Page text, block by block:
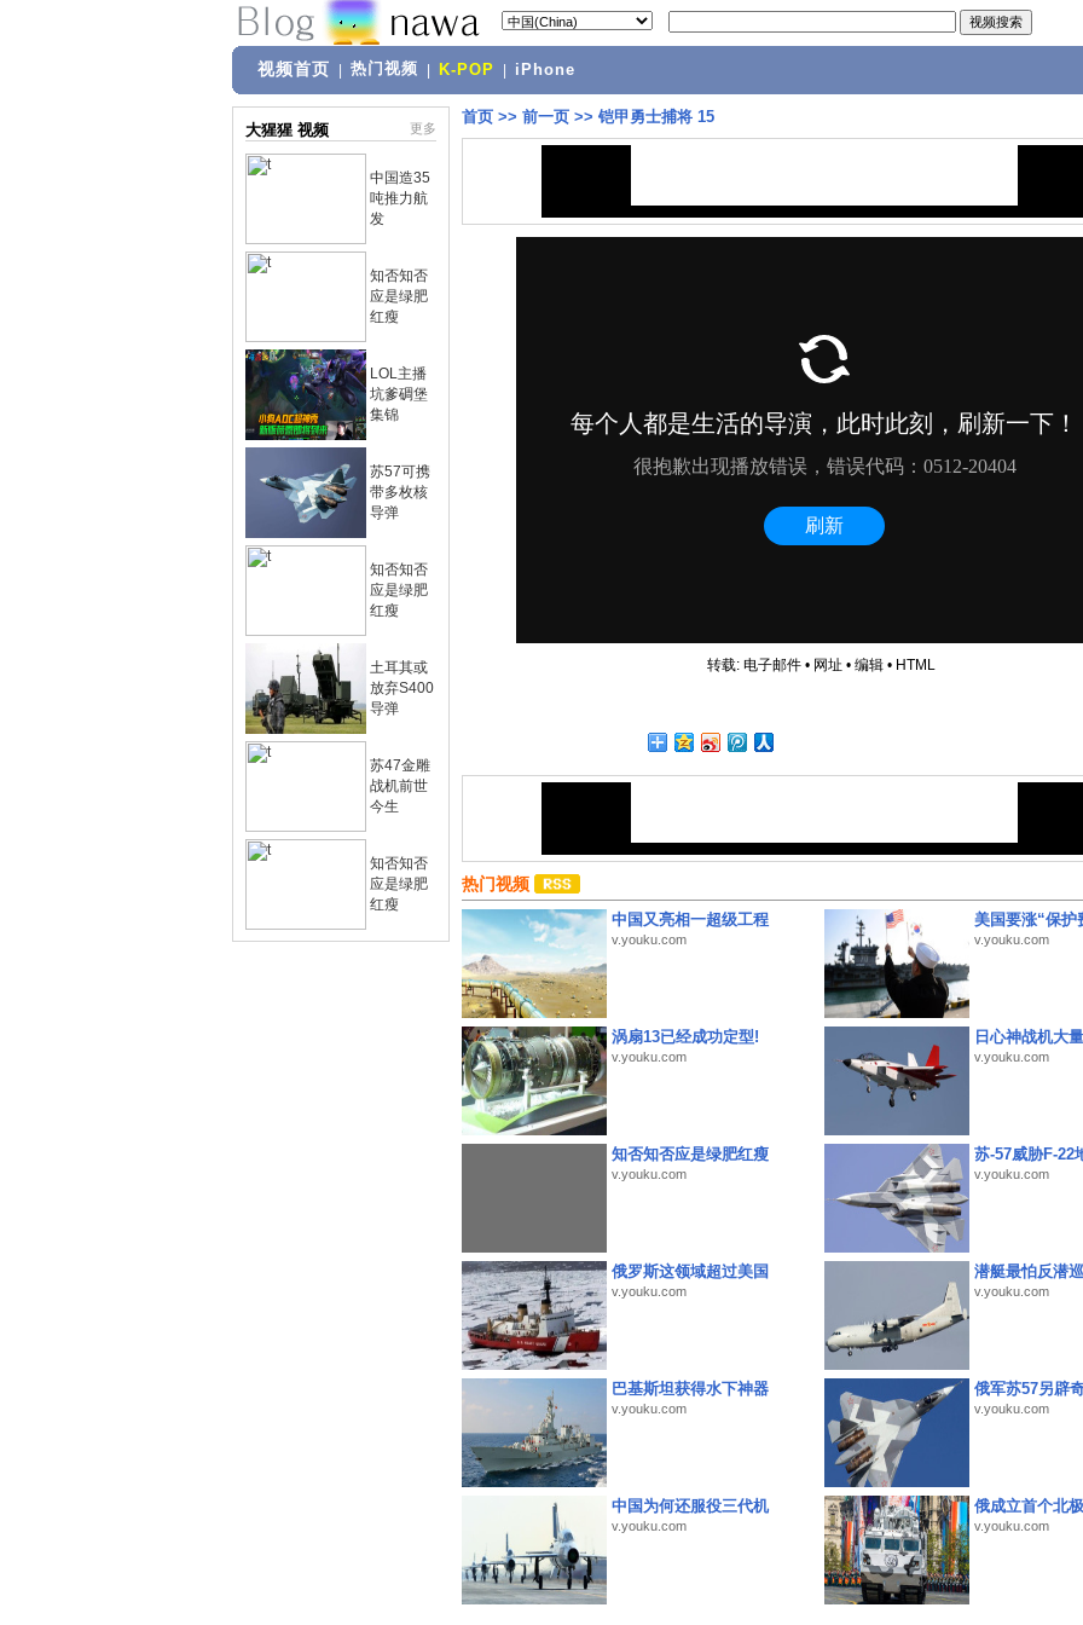
视频首页 热门视频 K-POP iPhone
大猩猩 视频 更多
中国造35
吨推力航
发
知否知否
应是绿肥
红瘦
LOL主播
坑爹碉堡
集锦
苏57可携
带多枚核
导弹
知否知否
应是绿肥
红瘦
土耳其或
放弃S400
导弹
苏47金雕
战机前世
今生
知否知否
应是绿肥
红瘦
首页 >> 前一页 >> 铠甲勇士捕将 15
转载: 电子邮件• 网址 • 编辑• HTML
热门视频
中国又亮相一超级工程
v.youku.com
美国要涨“保护
v.youku.com
涡扇13已经成功定型!
v.youku.com
日心神战机大
v.youku.com
知否知否应是绿肥红瘦
v.youku.com
苏-57威胁F-22
v.youku.com
俄罗斯这领域超过美国
v.youku.com
潜艇最怕反潜
v.youku.com
巴基斯坦获得水下神器
v.youku.com
俄军苏57另辟
v.youku.com
中国为何还服役三代机
v.youku.com
俄成立首个北
v.youku.com